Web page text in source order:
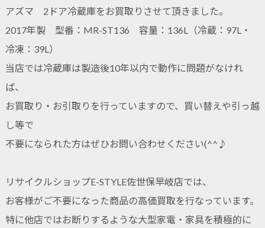
アズマ 2ドア冷蔵庫をお買取りさせて頂きました。
2017年製 型番：MR-ST136 容量：136L（冷蔵：97L・
冷凍：39L）
当店では冷蔵庫は製造後10年以内で動作に問題がなけれ
ば、
お買取り・お引取りを行っていますので、買い替えや引っ越
し等で
不要になられた方はぜひお問い合わせください(^^♪
リサイクルショップE-STYLE佐世保早岐店では、
お客様がご不要になった商品の高価買取を行なっています。
特に他店ではお断りするような大型家電・家具を積極的に